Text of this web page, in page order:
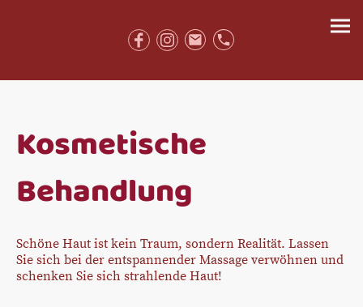
Kosmetische
Behandlung
Schöne Haut ist kein Traum, sondern Realität. Lassen
Sie sich bei der entspannender Massage verwöhnen und
schenken Sie sich strahlende Haut!